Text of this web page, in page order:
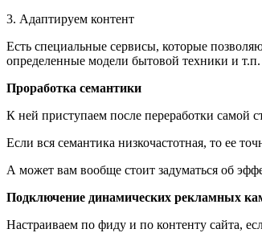
3. Адаптируем контент
Есть специальные сервисы, которые
определенные модели бытовой техники и
Проработка семантики
К ней приступаем после переработки самой
Если вся семантика низкочастотная, то ее
А может вам вообще стоит задуматься об
Подключение динамических рекламных
Настраиваем по фиду и по контенту сайта,